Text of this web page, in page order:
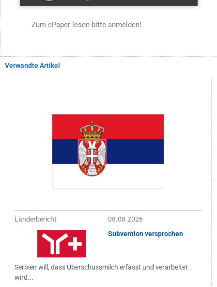
Zum ePaper lesen bitte anmelden!
Verwandte Artikel
Länderbericht
08.08.2026
Subvention versprochen
Serbien will, dass Überschussmilch erfasst und verarbeitet
wird...